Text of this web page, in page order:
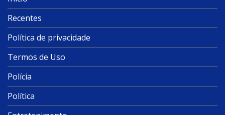
Recentes
Política de privacidade
Termos de Uso
Polícia
Política